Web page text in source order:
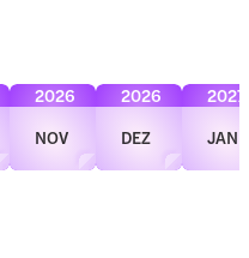
NOV
2026
DEZ
2026
JAN
2027